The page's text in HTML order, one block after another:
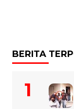
BERITA